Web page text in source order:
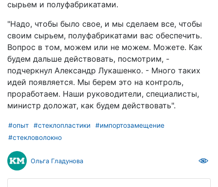
сырьем и полуфабрикатами.
"Надо, чтобы было свое, и мы сделаем все, чтобы
своим сырьем, полуфабрикатами вас обеспечить.
Вопрос в том, можем или не можем. Можете. Как
будем дальше действовать, посмотрим, -
подчеркнул Александр Лукашенко. - Много таких
идей появляется. Мы берем это на контроль,
проработаем. Наши руководители, специалисты,
министр доложат, как будем действовать".
#опыт #стеклопластики
#импортозамещение
#стекловолокно
Ольга Гладунова